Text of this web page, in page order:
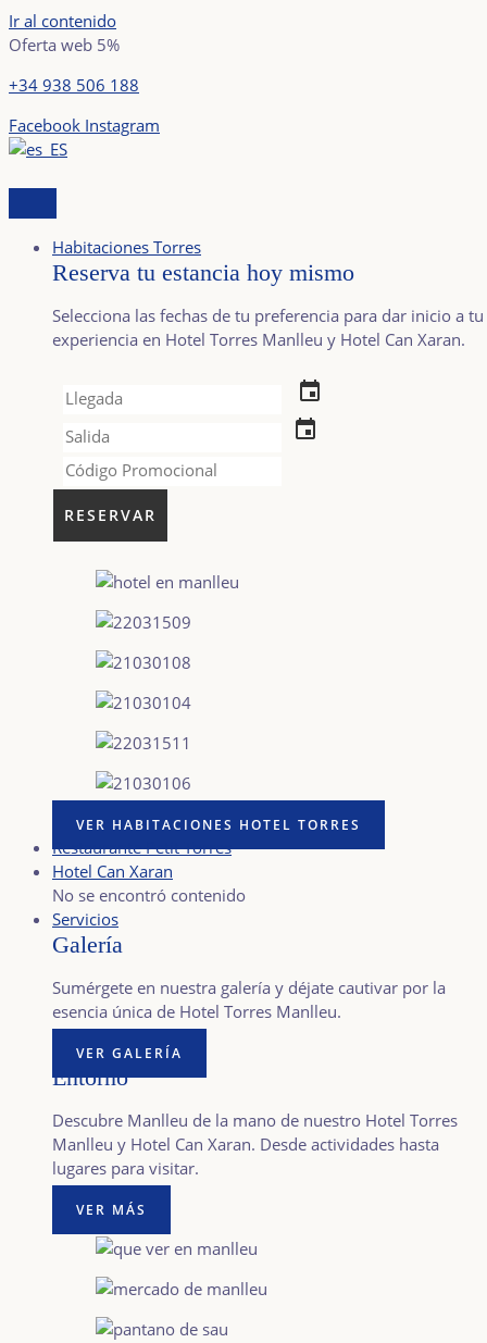
Ir al contenido
Oferta web 5%
+34 938 506 188
Facebook Instagram
Habitaciones Torres
Reserva tu estancia hoy mismo
Selecciona las fechas de tu preferencia para dar inicio a tu
experiencia en Hotel Torres Manlleu y Hotel Can Xaran.
event
event
VER HABITACIONES HOTEL TORRES
Restaurante Petit Torres
Hotel Can Xaran
No se encontró contenido
Servicios
Galería
Sumérgete en nuestra galería y déjate cautivar por la
esencia única de Hotel Torres Manlleu.
VER GALERÍA
Entorno​
Descubre Manlleu de la mano de nuestro Hotel Torres
Manlleu y Hotel Can Xaran. Desde actividades hasta
lugares para visitar.
VER MÁS